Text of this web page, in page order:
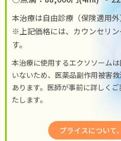
本治療は自由診療（保険適用外
※上記価格には、カウンセリ
す。
本治療に使用するエクソソーム
いないため、医薬品副作用被害
あります。医師が事前に詳しく
たします。
プライスについて